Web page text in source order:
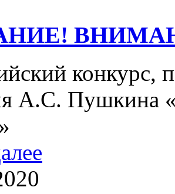
конкурс,
А.С. Пушкина